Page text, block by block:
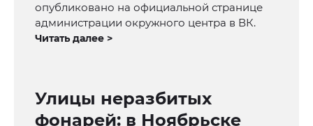
опубликовано на официальной странице
администрации окружного центра в ВК.
Читать далее >
Улицы неразбитых
фонарей: в Ноябрьске